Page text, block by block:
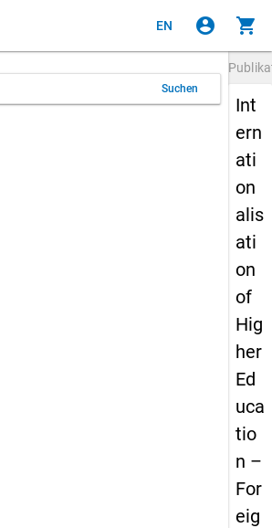
EN account_circle shopping_cart
Suchen
Int
ern
ati
on
alis
ati
on
of
Hig
her
Ed
uca
tio
n –
For
eig